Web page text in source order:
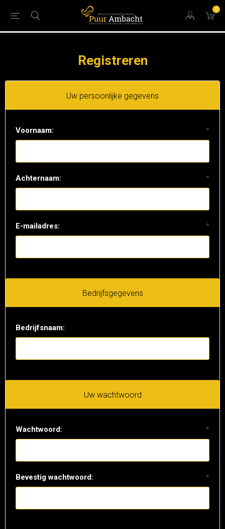
0
Registreren
Uw persoonlijke gegevens
Voornaam: *
Achternaam: *
E-mailadres: *
Bedrijfsgegevens
Bedrijfsnaam:
Uw wachtwoord
Wachtwoord: *
Bevestig wachtwoord: *